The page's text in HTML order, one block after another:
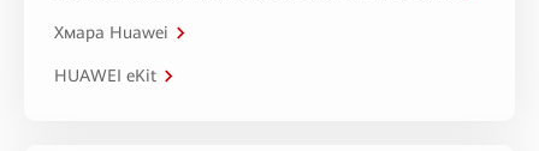
Хмара Huawei
HUAWEI eKit